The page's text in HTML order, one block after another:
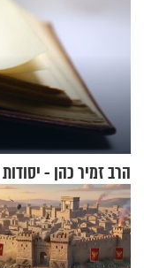
הרב זמיר כהן -